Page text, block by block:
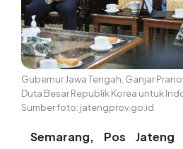
Gubernur Jawa Tengah, Ganjar
Duta Besar Republik Korea untuk
Sumber foto: jatengprov.go.id
Semarang, Pos Jateng